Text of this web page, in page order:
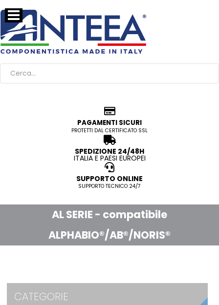
PAGAMENTI SICURI
PROTETTI DAL CERTIFICATO SSL
SPEDIZIONE 24/48H
ITALIA E PAESI EUROPEI
SUPPORTO ONLINE
SUPPORTO TECNICO 24/7
AL SERIE - compatibile
ALPHABIO®/AB®/NORIS®
CATEGORIE